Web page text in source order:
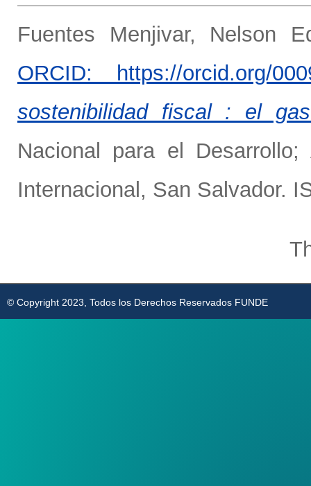
Fuentes Menjivar, Nelson
ORCID: https://orcid.org/
sostenibilidad fiscal : el
Nacional para el
Internacional, San Salvador.
© Copyright 2023, Todos los Derechos Reservados FUNDE